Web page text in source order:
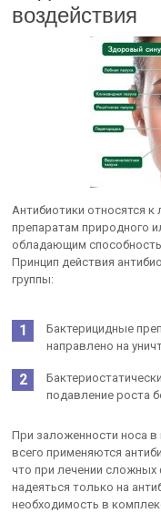
воздействия
Антибиотики относятся
препаратам природного
обладающим
Принцип действия
группы:
Бактерицидные
направлено на
подавление роста
При заложенности носа в
всего применяются
что при лечении сложных
надеяться только на
необходимость в